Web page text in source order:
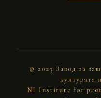
© 2023 Завод за
културата
NI Institute for